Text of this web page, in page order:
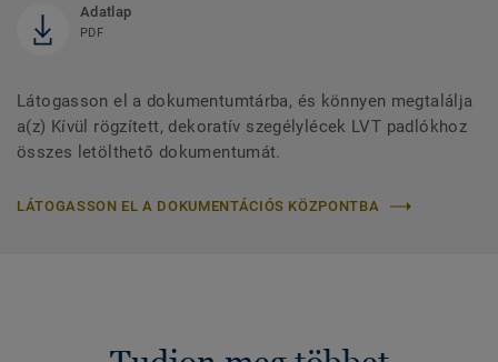
Adatlap
PDF
Látogasson el a dokumentumtárba, és könnyen megtalálja
a(z) Kívül rögzített, dekoratív szegélylécek LVT padlókhoz
összes letölthető dokumentumát.
LÁTOGASSON EL A DOKUMENTÁCIÓS KÖZPONTBA